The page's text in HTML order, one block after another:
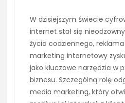
W dzisiejszym świecie
internet stał się
życia codziennego,
marketing internetowy
jako kluczowe narzędzia w
biznesu. Szczególną rolę
media marketing, który